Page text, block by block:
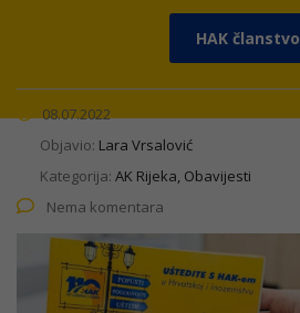
HAK članstvo
08.07.2022
Objavio: Lara Vrsalović
Kategorija: AK Rijeka, Obavijesti
Nema komentara